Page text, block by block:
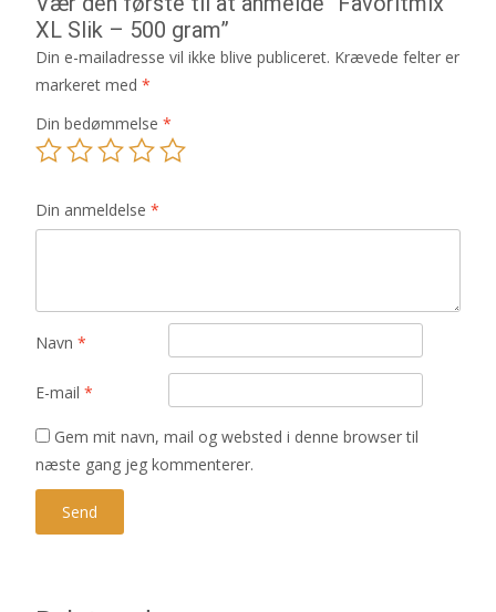
XL Slik – 500 gram”
Din e-mailadresse vil ikke blive publiceret. Krævede felter er
markeret med *
Din bedømmelse *
Din anmeldelse *
Navn *
E-mail *
Gem mit navn, mail og websted i denne browser til
næste gang jeg kommenterer.